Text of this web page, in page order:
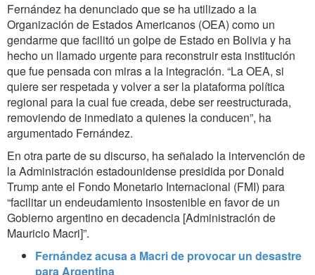
Fernández ha denunciado que se ha utilizado a la
Organización de Estados Americanos (OEA) como un
gendarme que facilitó un golpe de Estado en Bolivia y ha
hecho un llamado urgente para reconstruir esta institución
que fue pensada con miras a la integración. “La OEA, si
quiere ser respetada y volver a ser la plataforma política
regional para la cual fue creada, debe ser reestructurada,
removiendo de inmediato a quienes la conducen”, ha
argumentado Fernández.
En otra parte de su discurso, ha señalado la intervención de
la Administración estadounidense presidida por Donald
Trump ante el Fondo Monetario Internacional (FMI) para
“facilitar un endeudamiento insostenible en favor de un
Gobierno argentino en decadencia [Administración de
Mauricio Macri]”.
Fernández acusa a Macri de provocar un desastre
para Argentina